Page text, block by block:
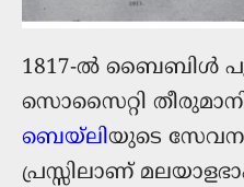
1817-ൽ ബൈബിൾ
സൊസൈറ്റി
ബെയ്‌ലിയുടെ സേവനം
പ്രസ്സിലാണ്